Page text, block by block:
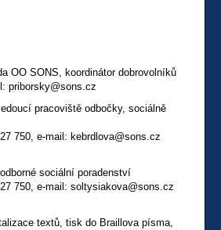
OO SONS, koordinátor dobrovolníků
priborsky@sons.cz
pracoviště odbočky, sociálně
750, e-mail: kebrdlova@sons.cz
sociální poradenství
750, e-mail: soltysiakova@sons.cz
textů, tisk do Braillova písma,